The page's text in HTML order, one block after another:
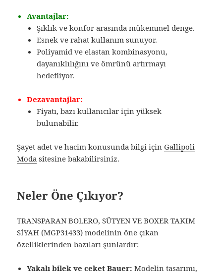
Avantajlar:
Şıklık ve konfor arasında mükemmel denge.
Esnek ve rahat kullanım sunuyor.
Poliyamid ve elastan kombinasyonu,
dayanıklılığını ve ömrünü artırmayı
hedefliyor.
Dezavantajlar:
Fiyatı, bazı kullanıcılar için yüksek
bulunabilir.
Şayet adet ve hacim konusunda bilgi için Gallipoli
Moda sitesine bakabilirsiniz.
Neler Öne Çıkıyor?
TRANSPARAN BOLERO, SÜTYEN VE BOXER TAKIM
SİYAH (MGP31433) modelinin öne çıkan
özelliklerinden bazıları şunlardır:
Yakalı bilek ve ceket Bauer: Modelin tasarımı,